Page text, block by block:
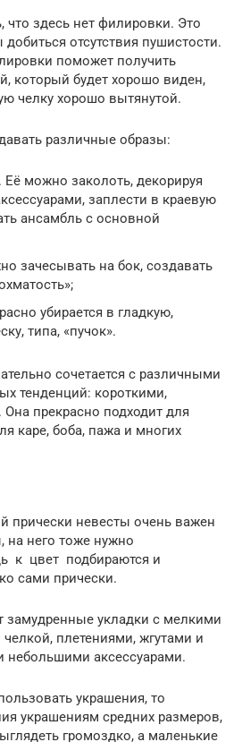
что здесь нет филировки. Это
отсутствия пушистости.
поможет получить
который будет хорошо виден,
челку хорошо вытянутой.
различные образы:
можно заколоть, декорируя
заплести в краевую
ансамбль с основной
зачесывать на бок, создавать
убирается в гладкую,
типа, «пучок».
сочетается с различными
тенденций: короткими,
прекрасно подходит для
каре, боба, пажа и многих
прически невесты очень важен
на него тоже нужно
к цвет подбираются и
сами прически.
замудренные укладки с мелкими
плетениями, жгутами и
аксессуарами.
украшения, то
украшениям средних размеров,
громоздко, а маленькие